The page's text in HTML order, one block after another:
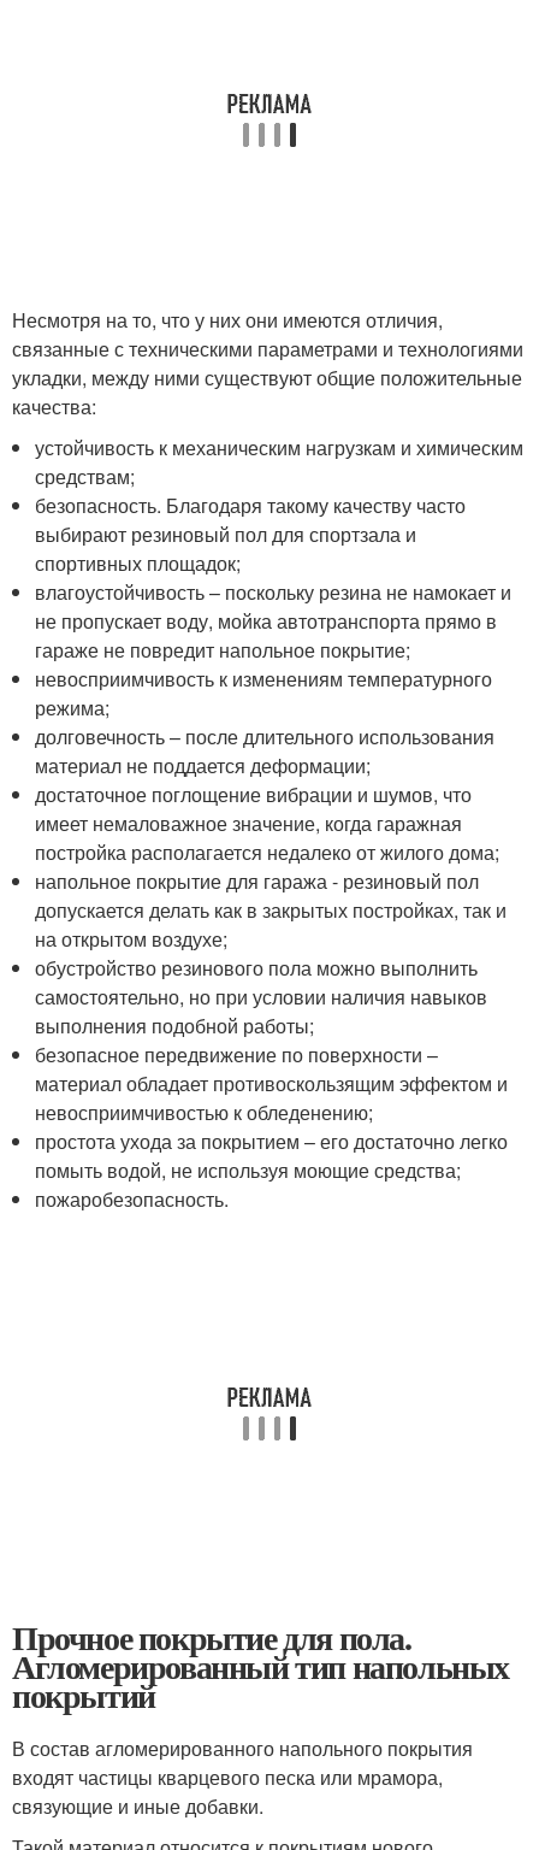
Несмотря на то, что у них они имеются отличия,
связанные с техническими параметрами и технологиями
укладки, между ними существуют общие положительные
качества:
устойчивость к механическим нагрузкам и химическим
средствам;
безопасность. Благодаря такому качеству часто
выбирают резиновый пол для спортзала и
спортивных площадок;
влагоустойчивость – поскольку резина не намокает и
не пропускает воду, мойка автотранспорта прямо в
гараже не повредит напольное покрытие;
невосприимчивость к изменениям температурного
режима;
долговечность – после длительного использования
материал не поддается деформации;
достаточное поглощение вибрации и шумов, что
имеет немаловажное значение, когда гаражная
постройка располагается недалеко от жилого дома;
напольное покрытие для гаража - резиновый пол
допускается делать как в закрытых постройках, так и
на открытом воздухе;
обустройство резинового пола можно выполнить
самостоятельно, но при условии наличия навыков
выполнения подобной работы;
безопасное передвижение по поверхности –
материал обладает противоскользящим эффектом и
невосприимчивостью к обледенению;
простота ухода за покрытием – его достаточно легко
помыть водой, не используя моющие средства;
пожаробезопасность.
Прочное покрытие для пола.
Агломерированный тип напольных
покрытий
В состав агломерированного напольного покрытия
входят частицы кварцевого песка или мрамора,
связующие и иные добавки.